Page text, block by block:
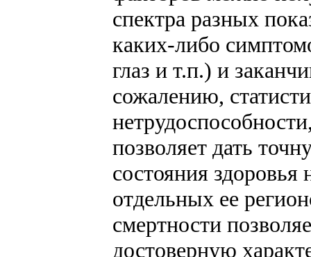
спектра разных
каких-либо
глаз и т.п.) и
сожалению,
позволяет дать
состояния здоровья
отдельных ее
смертности
достоверную